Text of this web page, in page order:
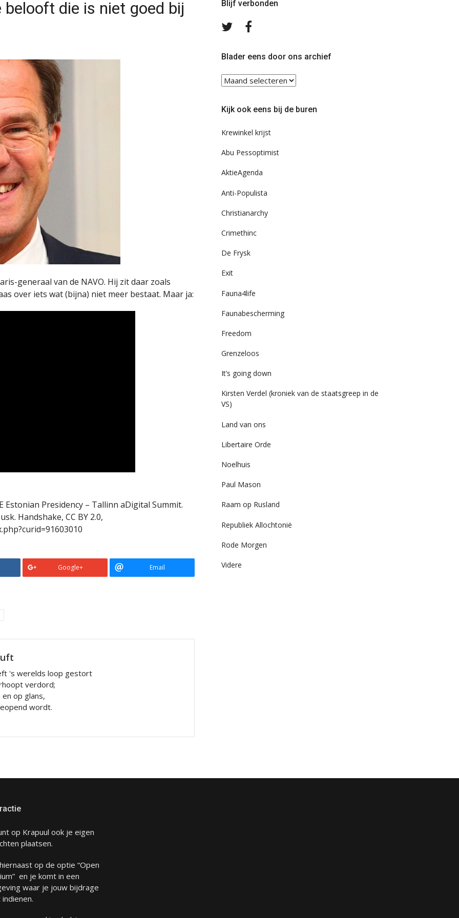
die is niet goed bij
generaal van de NAVO. Hij zit daar zoals
over iets wat (bijna) niet meer bestaat. Maar ja:
Estonian Presidency – Tallinn aDigital Summit.
Handshake, CC BY 2.0,
Google+ Email
's werelds loop gestort
verdord;
op glans,
wordt.
Blijf verbonden
Volg
TwitterFacebook
Blader eens door ons archief
Blader
eens
ons
Kijk ook eens bij de buren
Krewinkel krijst
Abu Pessoptimist
AktieAgenda
Anti-Populista
Christianarchy
Crimethinc
De Frysk
Exit
Fauna4life
Faunabescherming
Freedom
Grenzeloos
It’s going down
Kirsten Verdel (kroniek van de staatsgreep in de
VS)
Land van ons
Libertaire Orde
Noelhuis
Paul Mason
Raam op Rusland
Republiek Allochtonië
Rode Morgen
Videre
op Krapuul ook je eigen
plaatsen.
op de optie “Open
en je komt in een
waar je jouw bijdrage